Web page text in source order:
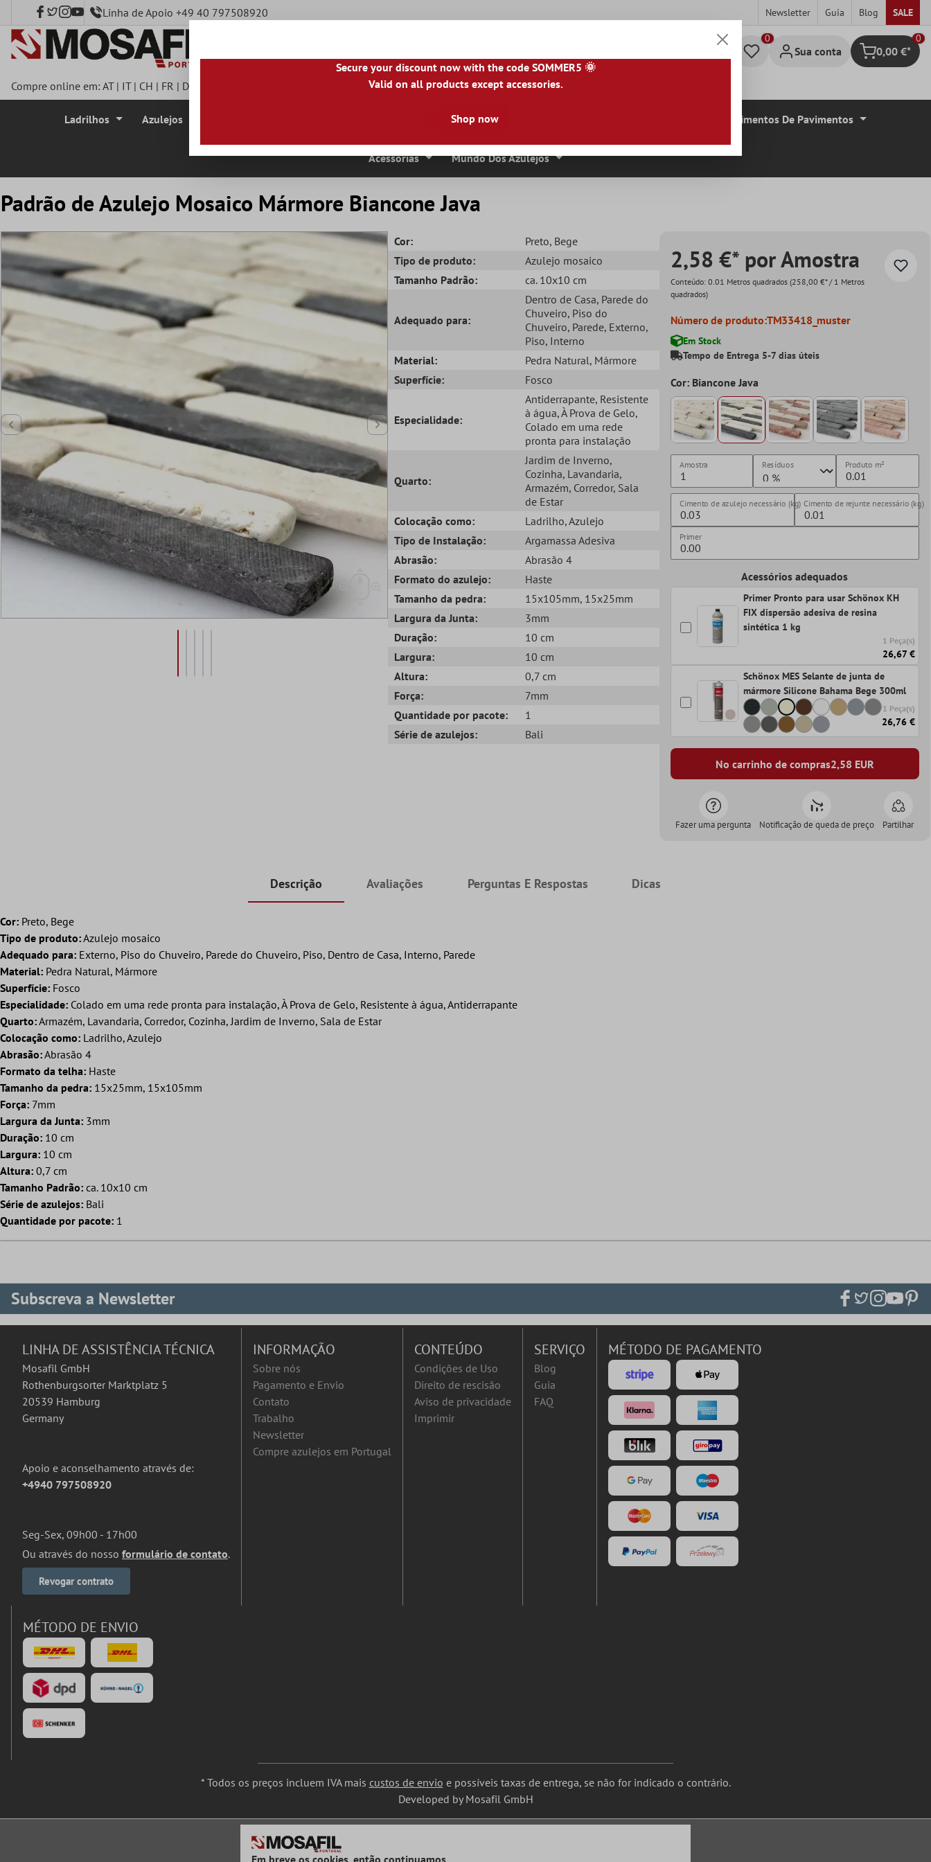
principal Linha de Apoio +49 40 797508920 Newsletter Guia Blog SALE
Sua conta Carrinho de
0
0,00 €*
Compre online em:AT| IT| CH | FR | DE |PL|PT| FI| GR|RO| NO|HU|BG|HR|LU
Ladrilhos Azulejos Ladrilhos De Pedra Natural Lajes De Terraço Revestimentos De Pavimentos
Acessórias Mundo Dos Azulejos
Padrão de Azulejo Mosaico Mármore Biancone Java
Cor: Preto, Bege
Tipo de produto:
Azulejo mosaico
Tamanho Padrão:
ca. 10x10 cm
Adequado para:
Dentro de Casa, Parede do
Chuveiro, Piso do
Chuveiro, Parede, Externo,
Piso, Interno
Material:
Pedra Natural, Mármore
Superfície:
Fosco
Especialidade:
Antiderrapante, Resistente
à água, À Prova de Gelo,
Colado em uma rede
pronta para instalação
Quarto:
Jardim de Inverno,
Cozinha, Lavandaria,
Armazém, Corredor, Sala
de Estar
Colocação como:
Ladrilho, Azulejo
Tipo de Instalação:
Argamassa Adesiva
Abrasão:
Abrasão 4
Formato do azulejo:
Haste
Tamanho da pedra:
15x105mm, 15x25mm
Largura da Junta:
3mm
Duração:
10 cm
Largura:
10 cm
Altura:
0,7 cm
Força:
7mm
Quantidade por pacote:
1
Série de azulejos:
Bali
2,58 €* por Amostra
Conteúdo: 0.01 Metros quadrados (258,00 €* / 1 Metros
quadrados)
Número de produto:TM33418_muster
Em Stock
Tempo de Entrega 5-7 dias úteis
Cor: Biancone Java
Amostra Resíduos Produto m²
Cimento de azulejo necessário (kg) Cimento de rejunte necessário (kg)
Primer
Acessórios adequados
Primer Pronto para usar Schönox KH
FIX dispersão adesiva de resina
sintética 1 kg
1 Peça(s)
26,67 €
Schönox MES Selante de junta de
mármore Silicone Bahama Bege 300ml
1 Peça(s)
26,76 €
No carrinho de compras2,58 EUR
Fazer uma pergunta Notificação de queda de preço Partilhar
Descrição Avaliações Perguntas E Respostas Dicas
Cor: Preto, Bege
Tipo de produto:Azulejo mosaico
Adequado para: Externo, Piso do Chuveiro, Parede do Chuveiro, Piso, Dentro de Casa, Interno, Parede
Material: Pedra Natural, Mármore
Superfície: Fosco
Especialidade: Colado em uma rede pronta para instalação, À Prova de Gelo, Resistente à água, Antiderrapante
Quarto:Armazém, Lavandaria, Corredor, Cozinha, Jardim de Inverno, Sala de Estar
Colocação como: Ladrilho, Azulejo
Abrasão:Abrasão 4
Formato da telha: Haste
Tamanho da pedra: 15x25mm, 15x105mm
Força: 7mm
Largura da Junta: 3mm
Duração: 10 cm
Largura: 10 cm
Altura: 0,7 cm
Tamanho Padrão: ca. 10x10 cm
Série de azulejos: Bali
Quantidade por pacote: 1
Subscreva a Newsletter
LINHA DE ASSISTÊNCIA TÉCNICA
Mosafil GmbH
Rothenburgsorter Marktplatz 5
20539 Hamburg
Germany
Apoio e aconselhamento através de:
+4940 797508920
Seg-Sex, 09h00 - 17h00
Ou através do nosso formulário de contato.
Revogar contrato
INFORMAÇÃO
Sobre nós
Pagamento e Envio
Contato
Trabalho
Newsletter
Compre azulejos em Portugal
CONTEÚDO
Condições de Uso
Direito de rescisão
Aviso de privacidade
Imprimir
SERVIÇO
Blog
Guia
FAQ
MÉTODO DE PAGAMENTO
MÉTODO DE ENVIO
* Todos os preços incluem IVA mais custos de envio e possíveis taxas de entrega, se não for indicado o contrário.
Developed by Mosafil GmbH
Em breve os cookies, então continuamos...
Secure your discount now with the code SOMMER5 🌞
Valid on all products except accessories.
Shop now